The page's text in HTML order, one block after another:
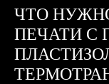
ЧТО
ПЕЧАТИ